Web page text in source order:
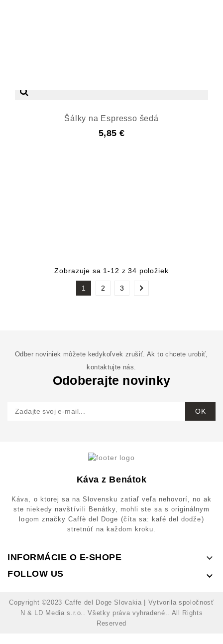
Šálky na Espresso šedá
5,85 €
Zobrazuje sa 1-12 z 34 položiek
1 2 3 
Odber noviniek môžete kedykoľvek zrušiť. Ak to chcete urobiť,
kontaktujte nás.
Odoberajte novinky
Káva z Benátok
Káva, o ktorej sa na Slovensku zatiaľ veľa nehovorí, no ak
ste niekedy navštívili Benátky, mohli ste sa s originálnym
logom značky Caffè del Doge (číta sa: kafé del dodže)
stretnúť na každom kroku.
INFORMÁCIE O E-SHOPE 
FOLLOW US 
Copyright ©2023 Caffe del Doge Slovakia | Vytvorila spoločnosť
N & LD Media s.r.o.. Všetky práva vyhradené.. All Rights
Reserved